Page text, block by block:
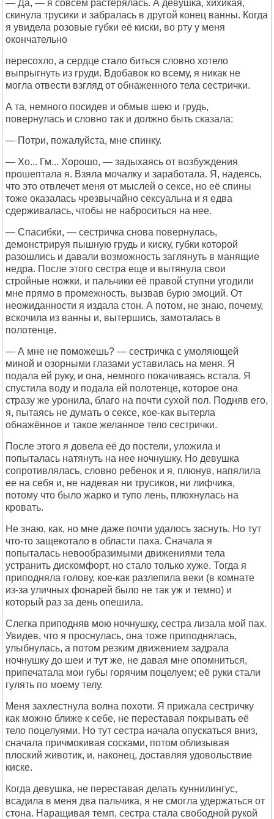
— Да, — я совсем растерялась. А девушка, хихикая,
скинула трусики и забралась в другой конец ванны. Когда
я увидела розовые губки её киски, во рту у меня
окончательно
пересохло, а сердце стало биться словно хотело
выпрыгнуть из груди. Вдобавок ко всему, я никак не
могла отвести взгляд от обнаженного тела сестрички.
А та, немного посидев и обмыв шею и грудь,
повернулась и словно так и должно быть сказала:
— Потри, пожалуйста, мне спинку.
— Хо... Гм... Хорошо, — задыхаясь от возбуждения
прошептала я. Взяла мочалку и заработала. Я, надеясь,
что это отвлечет меня от мыслей о сексе, но её спины
тоже оказалась чрезвычайно сексуальна и я едва
сдерживалась, чтобы не наброситься на нее.
— Спасибки, — сестричка снова повернулась,
демонстрируя пышную грудь и киску, губки которой
разошлись и давали возможность заглянуть в манящие
недра. После этого сестра еще и вытянула свои
стройные ножки, и пальчики её правой ступни угодили
мне прямо в промежность, вызвав бурю эмоций. От
неожиданности я издала стон. А потом, не знаю, почему,
вскочила из ванны и, вытершись, замоталась в
полотенце.
— А мне не поможешь? — сестричка с умоляющей
миной и озорными глазами уставилась на меня. Я
подала ей руку, и она, немного покачиваясь встала. Я
спустила воду и подала ей полотенце, которое она
стразу же уронила, благо на почти сухой пол. Подняв его,
я, пытаясь не думать о сексе, кое-как вытерла
обнажённое и такое желанное тело сестрички.
После этого я довела её до постели, уложила и
попыталась натянуть на нее ночнушку. Но девушка
сопротивлялась, словно ребенок и я, плюнув, напялила
ее на себя и, не надевая ни трусиков, ни лифчика,
потому что было жарко и тупо лень, плюхнулась на
кровать.
Не знаю, как, но мне даже почти удалось заснуть. Но тут
что-то защекотало в области паха. Сначала я
попыталась невообразимыми движениями тела
устранить дискомфорт, но стало только хуже. Тогда я
приподняла голову, кое-как разлепила веки (в комнате
из-за уличных фонарей было не так уж и темно) и
который раз за день опешила.
Слегка приподняв мою ночнушку, сестра лизала мой пах.
Увидев, что я проснулась, она тоже приподнялась,
улыбнулась, а потом резким движением задрала
ночнушку до шеи и тут же, не давая мне опомниться,
припечатала мои губы горячим поцелуем; её руки стали
гулять по моему телу.
Меня захлестнула волна похоти. Я прижала сестричку
как можно ближе к себе, не переставая покрывать её
тело поцелуями. Но тут сестра начала опускаться вниз,
сначала причмокивая сосками, потом облизывая
плоский животик, и, наконец, доставляя удовольствие
киске.
Когда девушка, не переставая делать куннилингус,
всадила в меня два пальчика, я не смогла удержаться от
стона. Наращивая темп, сестра стала свободной рукой